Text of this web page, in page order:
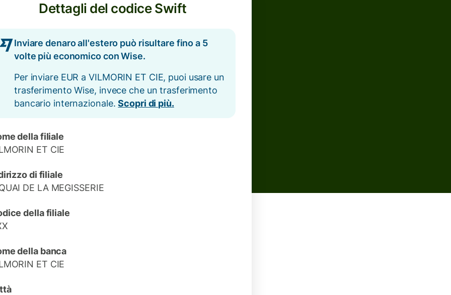
Dettagli del codice Swift
Inviare denaro all'estero può risultare fino a 5
volte più economico con Wise.
Per inviare EUR a VILMORIN ET CIE, puoi usare un
trasferimento Wise, invece che un trasferimento
bancario internazionale.Scopri di più.
della filiale
ET CIE
di filiale
DE LA MEGISSERIE
della filiale
della banca
ET CIE